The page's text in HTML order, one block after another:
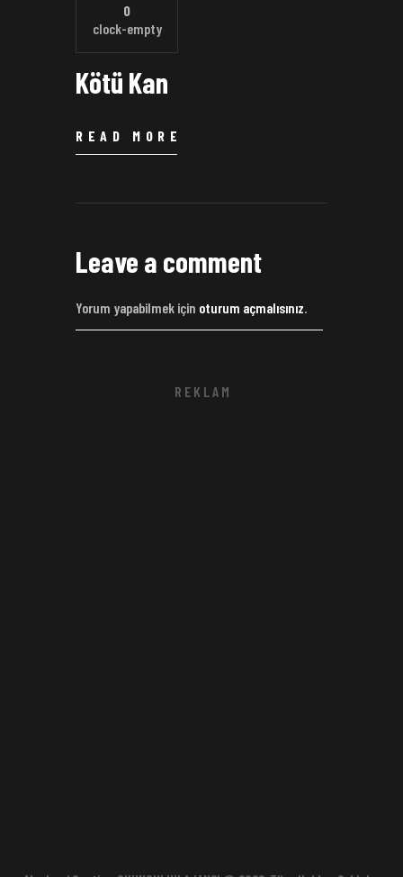
0
clock-empty
Kötü Kan
READ MORE
Leave a comment
Yorum yapabilmek için oturum açmalısınız
R E K L A M